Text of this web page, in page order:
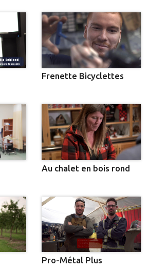
Frenette Bicyclettes
Au chalet en bois rond
Pro-Métal Plus